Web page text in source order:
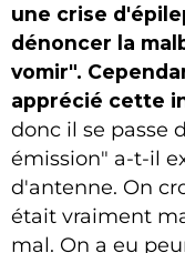
une crise
dénoncer la
vomir".
apprécié cette
donc il se passe
émission" a-t-il
d'antenne. On
était vraiment
mal. On a eu